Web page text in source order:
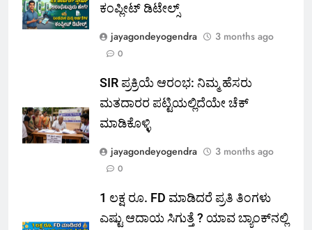
ಕಂಪ್ಲೀಟ್ ಡಿಟೇಲ್ಸ್
jayagondeyogendra
3 months ago
0
SIR ಪ್ರಕ್ರಿಯೆ ಆರಂಭ: ನಿಮ್ಮ ಹೆಸರು
ಮತದಾರರ ಪಟ್ಟಿಯಲ್ಲಿದೆಯೇ ಚೆಕ್
ಮಾಡಿಕೊಳ್ಳಿ
jayagondeyogendra
3 months ago
0
1 ಲಕ್ಷ ರೂ. FD ಮಾಡಿದರೆ ಪ್ರತಿ ತಿಂಗಳು
ಎಷ್ಟು ಆದಾಯ ಸಿಗುತ್ತೆ ? ಯಾವ ಬ್ಯಾಂಕ್‌ನಲ್ಲಿ